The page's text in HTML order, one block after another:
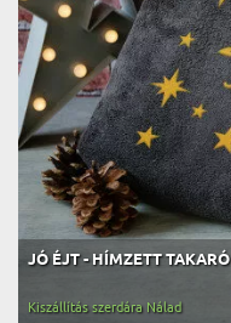
JÓ ÉJT - HÍMZETT TAKARÓ
Kiszállítás szerdára Nálad